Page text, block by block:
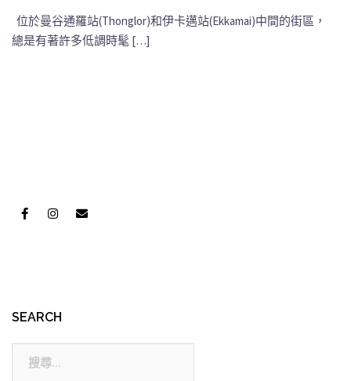
位於曼谷通羅站(Thonglor)和伊卡邁站(Ekkamai)中間的街區，
總是有著許多低調時髦 […]
SEARCH